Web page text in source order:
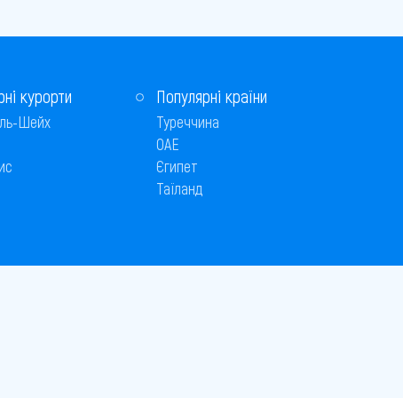
курорти
Шейх
Популярні країни
Туреччина
ОАЕ
Єгипет
Таїланд